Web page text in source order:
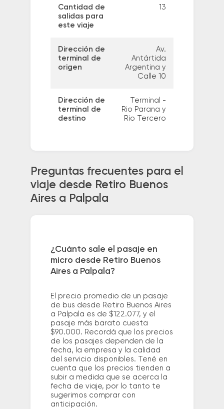
Cantidad de
salidas para
este viaje
13
Dirección de
terminal de
origen
Av.
Antártida
Argentina y
Calle 10
Dirección de
terminal de
destino
Terminal -
Rio Parana y
Rio Tercero
Preguntas frecuentes para el
viaje desde Retiro Buenos
Aires a Palpala
¿Cuánto sale el pasaje en
micro desde Retiro Buenos
Aires a Palpala?
El precio promedio de un pasaje
de bus desde Retiro Buenos Aires
a Palpala es de $122.077, y el
pasaje más barato cuesta
$90.000. Recordá que los precios
de los pasajes dependen de la
fecha, la empresa y la calidad
del servicio disponibles. Tené en
cuenta que los precios tienden a
subir a medida que se acerca la
fecha de viaje, por lo tanto te
sugerimos comprar con
anticipación.